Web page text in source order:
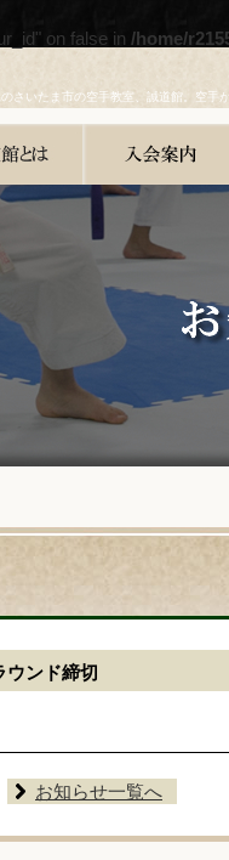
on false in /home/
さいたま市の空手教室、誠道館。空手
ンド締切
お知らせ一覧へ